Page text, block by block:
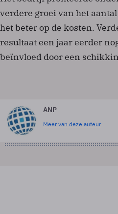
verdere groei van het
het beter op de kosten.
resultaat een jaar eerder
beïnvloed door een
ANP
Meer van deze auteur